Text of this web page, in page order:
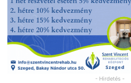
- Hirdetés -